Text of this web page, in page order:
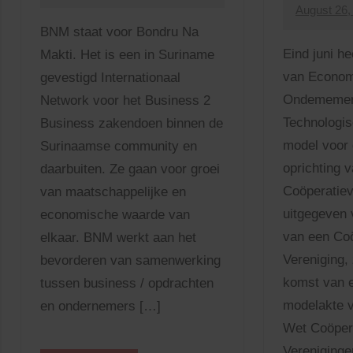
BNM staat voor Bondru Na
Makti. Het is een in Suriname
gevestigd Internationaal
Network voor het Business 2
Business zakendoen binnen de
Surinaamse community en
daarbuiten. Ze gaan voor groei
van maatschappelijke en
economische waarde van
elkaar. BNM werkt aan het
bevorderen van samenwerking
tussen business / opdrachten
en ondernemers […]
Eind juni
van
model voor
oprichting
uitgegeven
van een
Vereniging,
komst van
modelakte
Wet